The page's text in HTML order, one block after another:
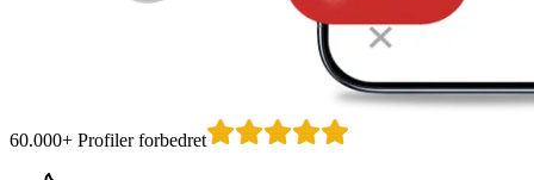
60.000+ Profiler forbedret